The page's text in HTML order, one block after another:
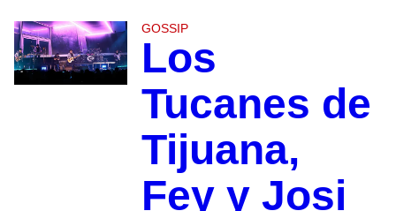
GOSSIP
Los
Tucanes de
Tijuana,
Fey y Josi